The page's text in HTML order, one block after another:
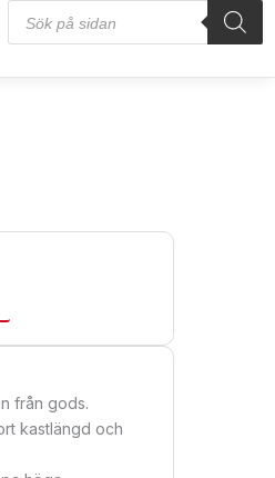
search
från gods.
kastlängd och